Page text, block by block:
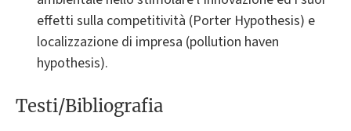
effetti sulla competitività (Porter Hypothesis) e
localizzazione di impresa (pollution haven
hypothesis).
Testi/Bibliografia